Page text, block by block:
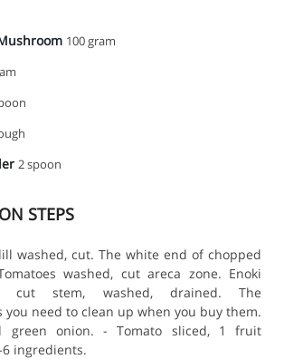
100 gram
2 spoon
STEPS
washed, cut. The white end of chopped
washed, cut areca zone. Enoki
cut stem, washed, drained. The
you need to clean up when you buy them.
green onion. - Tomato sliced, 1 fruit
6 ingredients.